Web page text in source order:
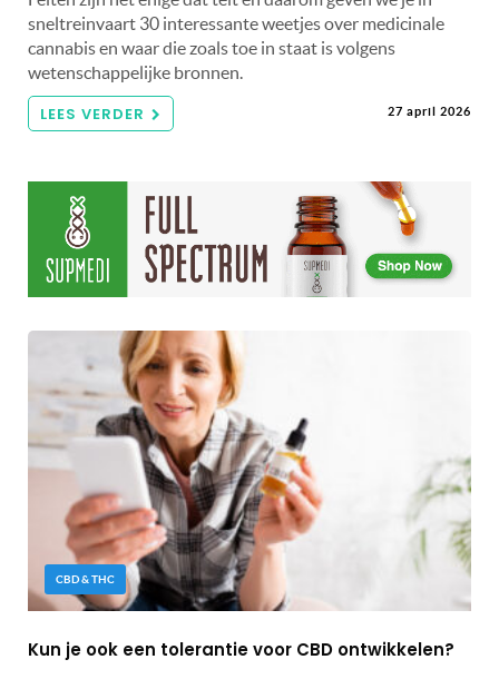
sneltreinvaart 30 interessante weetjes over medicinale
cannabis en waar die zoals toe in staat is volgens
wetenschappelijke bronnen.
LEES VERDER 27 april 2026
CBD & THC
Kun je ook een tolerantie voor CBD ontwikkelen?